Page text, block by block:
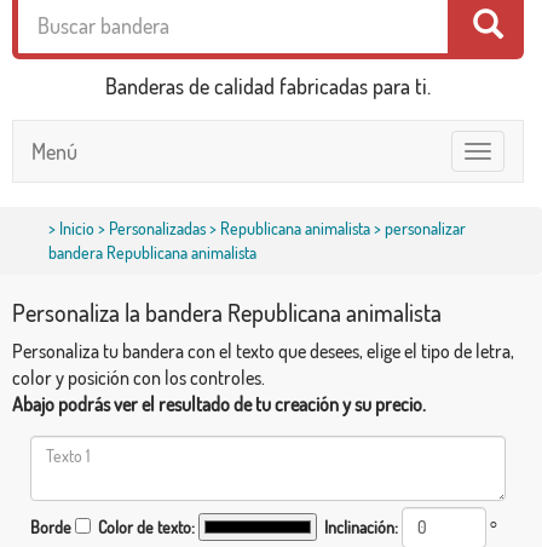
Banderas de calidad fabricadas para ti.
Toggle
navigation
Menú
> Inicio> Personalizadas> Republicana animalista> personalizar
bandera Republicana animalista
Personaliza la bandera Republicana animalista
Personaliza tu bandera con el texto que desees, elige el tipo de letra,
color y posición con los controles.
Abajo podrás ver el resultado de tu creación y su precio.
Borde Color de texto: Inclinación:
°